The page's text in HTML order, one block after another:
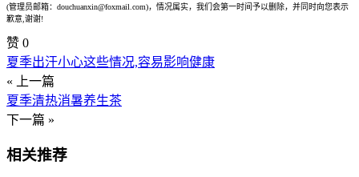
(管理员邮箱：douchuanxin@foxmail.com)，情况属实，我们会第一时间予以删除，并同时向您表示
歉意,谢谢!
赞 0
夏季出汗小心这些情况,容易影响健康
« 上一篇
夏季清热消暑养生茶
下一篇 »
相关推荐